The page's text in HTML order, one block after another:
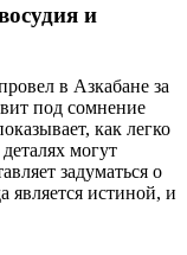
и
в Азкабане за
под сомнение
как легко
могут
задуматься о
является истиной, и